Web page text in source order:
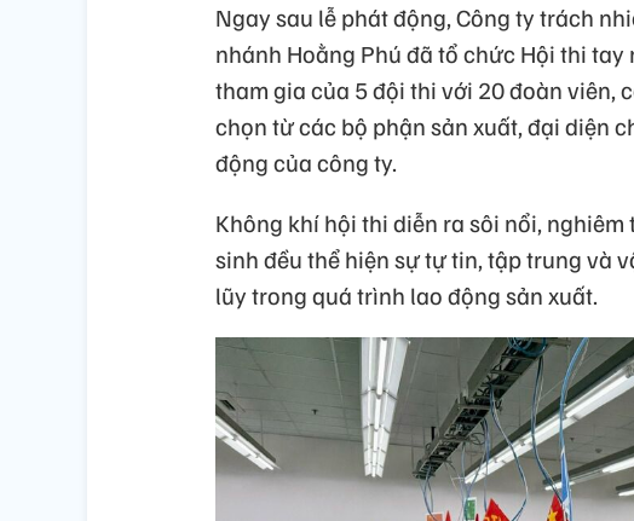
Ngay sau lễ phát động, Công ty trách
nhánh Hoằng Phú đã tổ chức Hội thi
tham gia của 5 đội thi với 20 đoàn viên,
chọn từ các bộ phận sản xuất, đại diện
động của công ty.
Không khí hội thi diễn ra sôi nổi,
sinh đều thể hiện sự tự tin, tập trung và
lũy trong quá trình lao động sản xuất.